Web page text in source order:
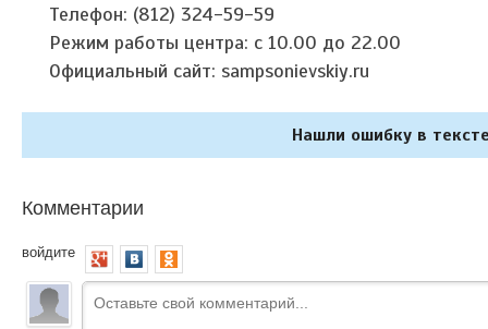
Телефон: (812) 324-59-59
Режим работы центра: с 10.00 до 22.00
Официальный сайт: sampsonievskiy.ru
Нашли ошибку в
Комментарии
войдите